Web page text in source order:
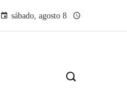
sábado, agosto 8